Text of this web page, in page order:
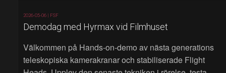
2026-05-06 | FSF
Demodag med Hyrmax vid Filmhuset
Välkommen på Hands‑on‑demo av nästa generations
teleskopiska kamerakranar och stabiliserade Flight